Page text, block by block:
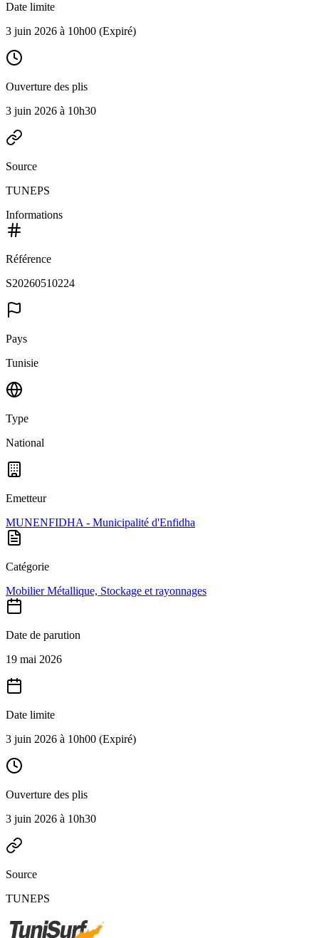
Date limite
3 juin 2026 à 10h00 (Expiré)
Ouverture des plis
3 juin 2026 à 10h30
Source
TUNEPS
Informations
Référence
S20260510224
Pays
Tunisie
Type
National
Emetteur
MUNENFIDHA - Municipalité d'Enfidha
Catégorie
Mobilier Métallique, Stockage et rayonnages
Date de parution
19 mai 2026
Date limite
3 juin 2026 à 10h00 (Expiré)
Ouverture des plis
3 juin 2026 à 10h30
Source
TUNEPS